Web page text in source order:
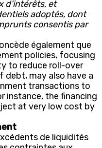
d’intérêts, et
adoptés, dont
consentis par
également que
policies, focusing
to reduce roll-over
debt, may also have a
transactions to
instance, the financing
at very low cost by
de liquidités